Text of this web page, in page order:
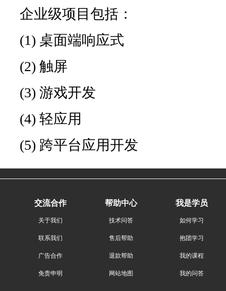
企业级项目包括：
(1) 桌面端响应式
(2) 触屏
(3) 游戏开发
(4) 轻应用
(5) 跨平台应用开发
交流合作
关于我们
联系我们
广告合作
免责申明
帮助中心
技术问答
售后帮助
退款帮助
网站地图
我是学员
如何学习
抱团学习
我的课程
我的问答